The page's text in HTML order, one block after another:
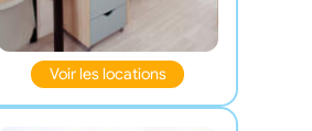
Voir les locations